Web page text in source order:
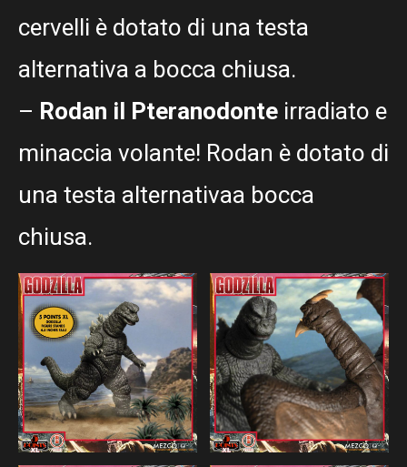
cervelli è dotato di una testa
alternativa a bocca chiusa.
– Rodan il Pteranodonte irradiato e
minaccia volante! Rodan è dotato di
una testa alternativaa bocca
chiusa.